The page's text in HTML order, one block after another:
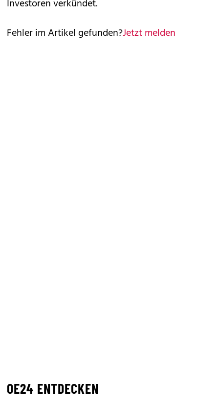
Investoren verkündet.
Fehler im Artikel gefunden?Jetzt melden
OE24 ENTDECKEN